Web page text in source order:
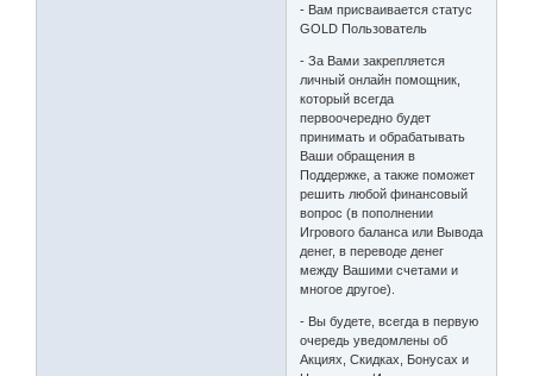
- Вам присваивается статус
GOLD Пользователь
- За Вами закрепляется
личный онлайн помощник,
который всегда
первоочередно будет
принимать и обрабатывать
Ваши обращения в
Поддержке, а также поможет
решить любой финансовый
вопрос (в пополнении
Игрового баланса или Вывода
денег, в переводе денег
между Вашими счетами и
многое другое).
- Вы будете, всегда в первую
очередь уведомлены об
Акциях, Скидках, Бонусах и